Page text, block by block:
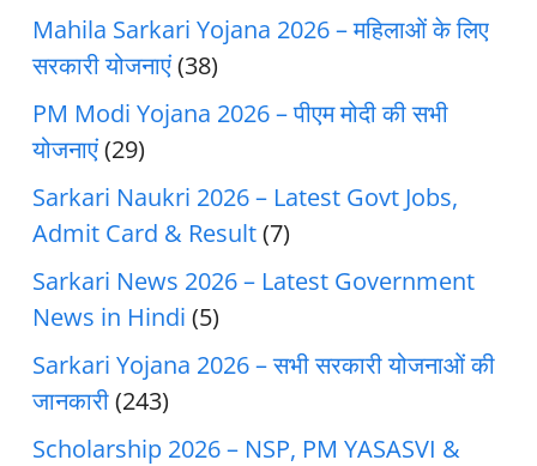
Mahila Sarkari Yojana 2026 – महिलाओं के लिए
सरकारी योजनाएं(38)
PM Modi Yojana 2026 – पीएम मोदी की सभी
योजनाएं(29)
Sarkari Naukri 2026 – Latest Govt Jobs,
Admit Card & Result(7)
Sarkari News 2026 – Latest Government
News in Hindi (5)
Sarkari Yojana 2026 – सभी सरकारी योजनाओं की
जानकारी(243)
Scholarship 2026 – NSP, PM YASASVI &